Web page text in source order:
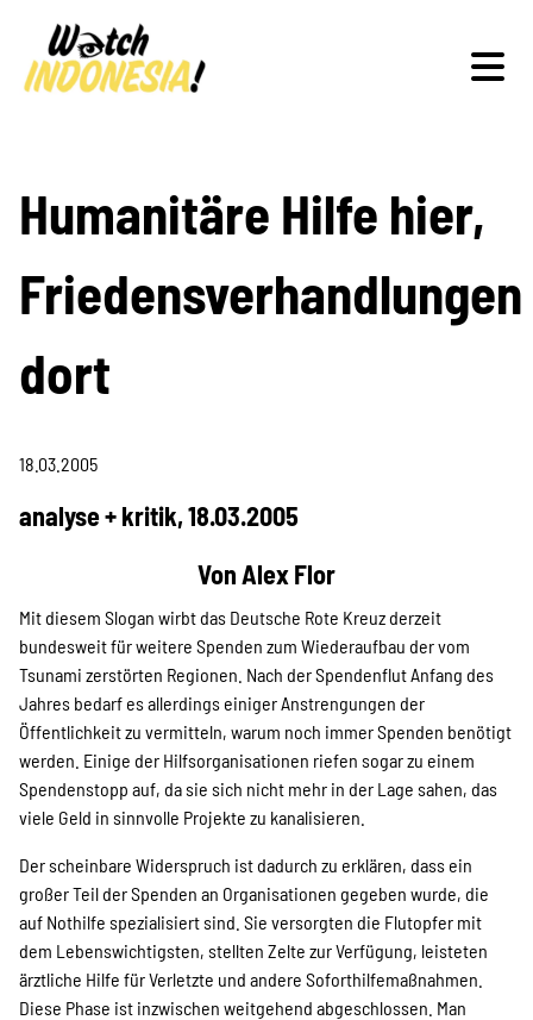
Schwerpunkte
Veranstaltungen
Projekte
Kampagne
Stellenangebote
Werde Mitglied
Newsletter abonnieren
Humanitäre Hilfe hier,
Friedensverhandlungen
dort
18.03.2005
analyse + kritik, 18.03.2005
Von Alex Flor
Mit diesem Slogan wirbt das Deutsche Rote Kreuz derzeit
bundesweit für weitere Spenden zum Wiederaufbau der vom
Tsunami zerstörten Regionen. Nach der Spendenflut Anfang des
Jahres bedarf es allerdings einiger Anstrengungen der
Öffentlichkeit zu vermitteln, warum noch immer Spenden benötigt
werden. Einige der Hilfsorganisationen riefen sogar zu einem
Spendenstopp auf, da sie sich nicht mehr in der Lage sahen, das
viele Geld in sinnvolle Projekte zu kanalisieren.
Der scheinbare Widerspruch ist dadurch zu erklären, dass ein
großer Teil der Spenden an Organisationen gegeben wurde, die
auf Nothilfe spezialisiert sind. Sie versorgten die Flutopfer mit
dem Lebenswichtigsten, stellten Zelte zur Verfügung, leisteten
ärztliche Hilfe für Verletzte und andere Soforthilfemaßnahmen.
Diese Phase ist inzwischen weitgehend abgeschlossen. Man